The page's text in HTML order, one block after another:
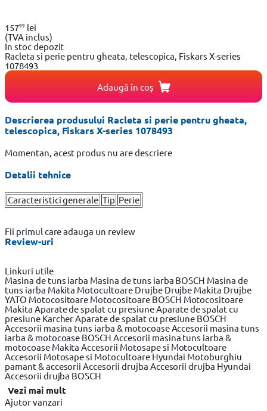
15799 lei
(TVA inclus)
In stoc depozit
Racleta si perie pentru gheata, telescopica, Fiskars X-series
1078493
Adaugă în coș
Descrierea produsului Racleta si perie pentru gheata,
telescopica, Fiskars X-series 1078493
Momentan, acest produs nu are descriere
Detalii tehnice
Caracteristici generale Tip Perie
Fii primul care adauga un review
Review-uri
Linkuri utile
Masina de tuns iarba Masina de tuns iarba BOSCH Masina de
tuns iarba Makita Motocultoare Drujbe Drujbe Makita Drujbe
YATO Motocositoare Motocositoare BOSCH Motocositoare
Makita Aparate de spalat cu presiuneAparate de spalat cu
presiune KarcherAparate de spalat cu presiune BOSCH
Accesorii masina tuns iarba & motocoaseAccesorii masina tuns
iarba & motocoase BOSCHAccesorii masina tuns iarba &
motocoase MakitaAccesorii Motosape si Motocultoare
Accesorii Motosape si Motocultoare Hyundai Motoburghiu
pamant & accesoriiAccesorii drujba Accesorii drujba Hyundai
Accesorii drujba BOSCH
Vezi mai mult
Ajutor vanzari